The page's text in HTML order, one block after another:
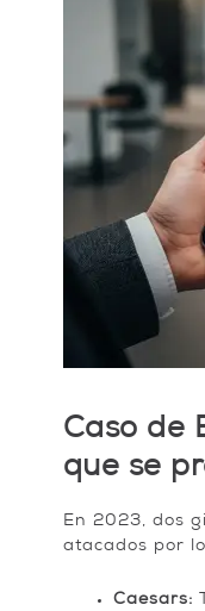
Caso de
que se
En 2023, dos
atacados por
Caesars: